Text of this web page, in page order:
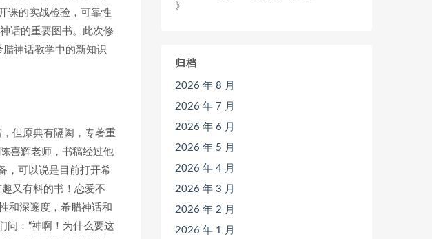
课的实战检验，可靠性
话的重要图书。此次修
神话教学中的新知识
但原典有隔阂，专著重
喜辉老师，书稿经过他
，可以说是目前打开希
又有料的书！恋爱不
和深邃度，希腊神话和
问：“神啊！为什么要这
》
归档
2026 年 8 月
2026 年 7 月
2026 年 6 月
2026 年 5 月
2026 年 4 月
2026 年 3 月
2026 年 2 月
2026 年 1 月